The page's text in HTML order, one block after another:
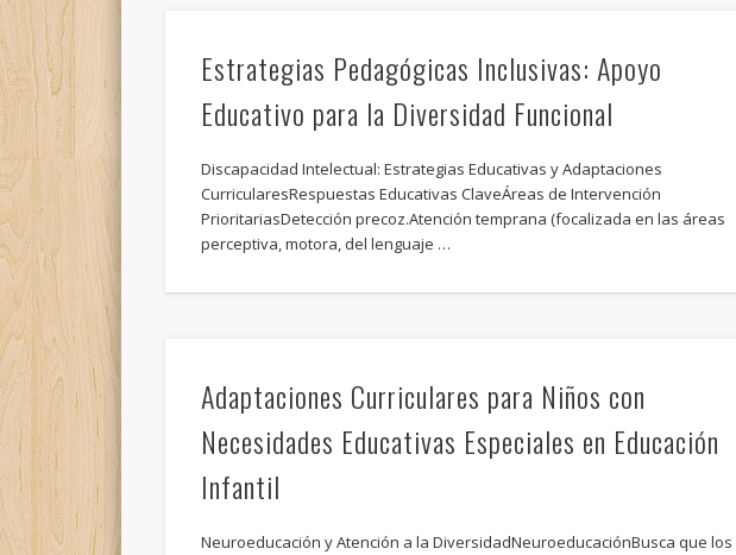
Estrategias Pedagógicas Inclusivas: Apoyo
Educativo para la Diversidad Funcional
Discapacidad Intelectual: Estrategias Educativas y Adaptaciones
CurricularesRespuestas Educativas ClaveÁreas de Intervención
PrioritariasDetección precoz.Atención temprana (focalizada en las áreas
perceptiva, motora, del lenguaje …
Adaptaciones Curriculares para Niños con
Necesidades Educativas Especiales en Educación
Infantil
Neuroeducación y Atención a la DiversidadNeuroeducaciónBusca que los